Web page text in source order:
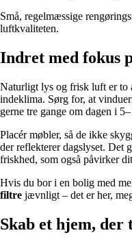
Små, regelmæssige
luftkvaliteten.
Indret med fokus
Naturligt lys og frisk luft er to
indeklima. Sørg for, at
gerne tre gange om dagen i
Placér møbler, så de ikke
der reflekterer dagslyset. Det
friskhed, som også påvirker
Hvis du bor i en bolig med
filtre jævnligt – det er her,
Skab et hjem,